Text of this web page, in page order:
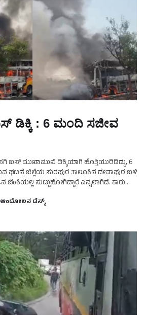
ಡಿಕ್ಕಿ : 6 ಮಂದಿ ಸಜೀವ
ಬಸ್ ಮುಖಾಮುಖಿ ಡಿಕ್ಕಿಯಾಗಿ ಹೊತ್ತಿಯುರಿದಿದ್ದು, 6
ಘಟನೆ ಜಿಲ್ಲೆಯ ಸುರಪುರ ತಾಲೂಕಿನ ದೇವಾಪುರ ಬಳಿ
ಬೆಂಕಿಯಲ್ಲಿ ಸುಟ್ಟುಹೋಗಿದ್ದಾರೆ ಎನ್ನಲಾಗಿದೆ. ಕಾರು
ಆಂದೋಲನ ಡೆಸ್ಕ್